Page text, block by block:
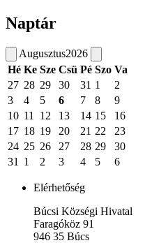
Naptár
Augusztus2026
Hé Ke Sze Csü Pé Szo Va
27 28 29 30 31 1
2
3
4 5 6 7 8
9
10 11 12 13 14 15
16
17 18 19 20 21 22
23
24 25 26 27 28 29
30
31
1 2 3 4 5 6
Elérhetőség
Búcsi Községi Hivatal
Faragóköz 91
946 35 Búcs